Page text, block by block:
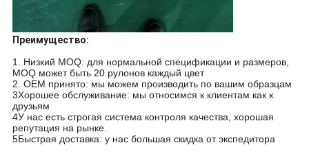
Преимущество:
1. Низкий MOQ: для нормальной спецификации и размеров,
MOQ может быть 20 рулонов каждый цвет
2. OEM принято: мы можем производить по вашим образцам
3Хорошее обслуживание: мы относимся к клиентам как к
друзьям
4У нас есть строгая система контроля качества, хорошая
репутация на рынке.
5Быстрая доставка: у нас большая скидка от экспедитора